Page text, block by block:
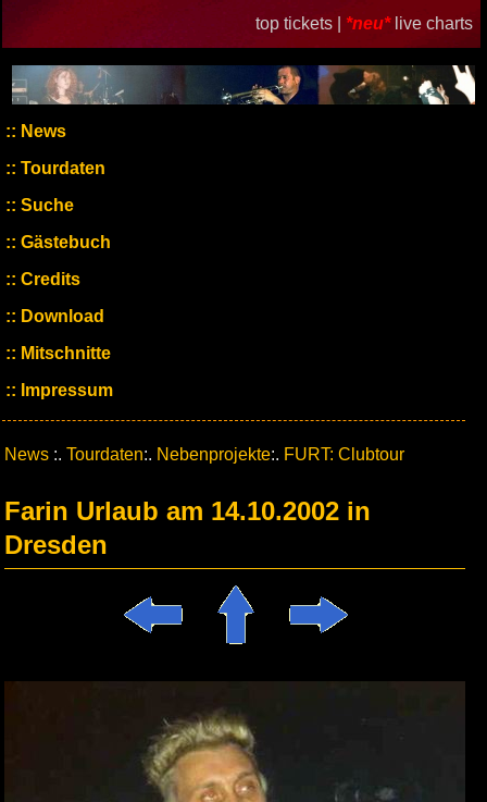
top tickets | *neu* live charts
News
Tourdaten
Suche
Gästebuch
Credits
Download
Mitschnitte
Impressum
News :. Tourdaten:. Nebenprojekte:. FURT: Clubtour
Farin Urlaub am 14.10.2002 in
Dresden